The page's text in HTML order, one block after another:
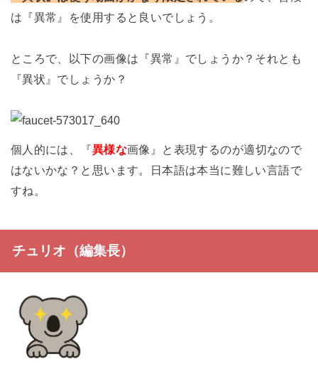
は『異常』を使用すると良いでしょう。
ところで、以下の画像は『異常』でしょうか？それとも
『異状』でしょうか？
個人的には、『異様な画像』と表現するのが適切なので
はないかな？と思います。日本語は本当に難しい言語で
すね。
チュリオ（編集長）